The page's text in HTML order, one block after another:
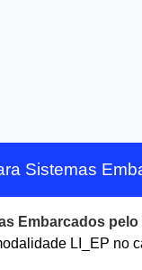
Sistemas
Embarcados pelo
LI_EP no